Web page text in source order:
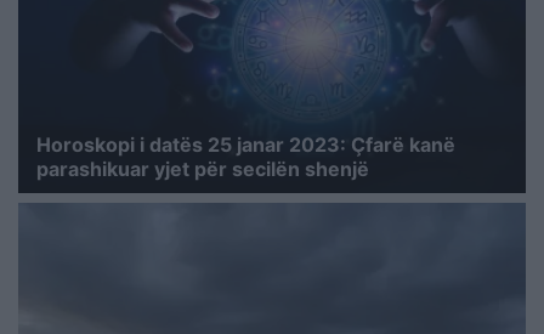
Horoskopi i datës 25 janar 2023: Çfarë kanë
parashikuar yjet për secilën shenjë